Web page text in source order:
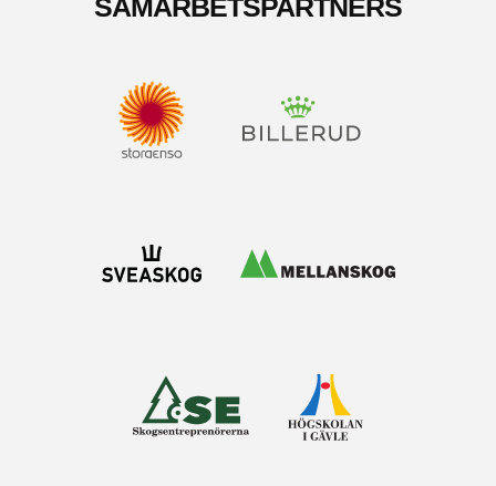
SAMARBETSPARTNERS